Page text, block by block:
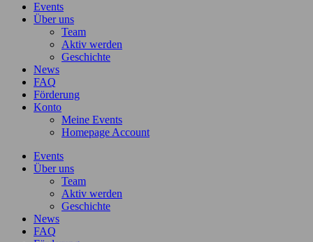
Events
Über uns
Team
Aktiv werden
Geschichte
News
FAQ
Förderung
Konto
Meine Events
Homepage Account
Events
Über uns
Team
Aktiv werden
Geschichte
News
FAQ